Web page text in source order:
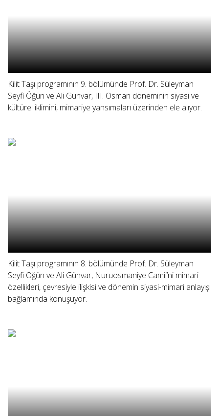
Kilit Taşı programının 9. bölümünde Prof. Dr. Süleyman
Seyfi Öğün ve Ali Günvar, III. Osman döneminin siyasi ve
kültürel iklimini, mimariye yansımaları üzerinden ele alıyor.
Kilit Taşı programının 8. bölümünde Prof. Dr. Süleyman
Seyfi Öğün ve Ali Günvar, Nuruosmaniye Camii’ni mimari
özellikleri, çevresiyle ilişkisi ve dönemin siyasi-mimari anlayışı
bağlamında konuşuyor.